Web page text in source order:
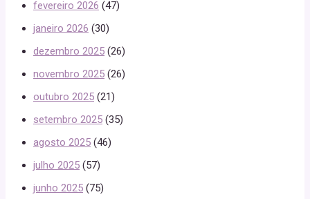
fevereiro 2026 (47)
janeiro 2026 (30)
dezembro 2025 (26)
novembro 2025 (26)
outubro 2025 (21)
setembro 2025 (35)
agosto 2025 (46)
julho 2025 (57)
junho 2025 (75)